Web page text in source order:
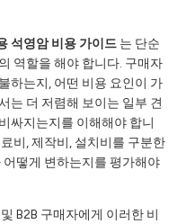
석영암 비용 가이드 는 단순
역할을 해야 합니다. 구매자
하는지, 어떤 비용 요인이 가
는 더 저렴해 보이는 일부 견
싸지는지를 이해해야 합니
비, 제작비, 설치비를 구분한
떻게 변하는지를 평가해야
B2B 구매자에게 이러한 비